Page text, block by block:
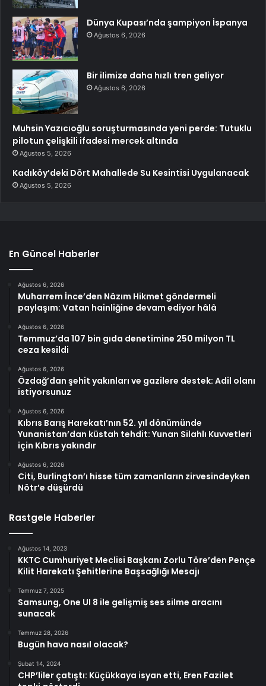
Dünya Kupası’nda şampiyon İspanya
Ağustos 6, 2026
Bir ilimize daha hızlı tren geliyor
Ağustos 6, 2026
Muhsin Yazıcıoğlu soruşturmasında yeni perde: Tutuklu
pilotun çelişkili ifadesi mercek altında
Ağustos 5, 2026
Kadıköy’deki Dört Mahallede Su Kesintisi Uygulanacak
Ağustos 5, 2026
En Güncel Haberler
Ağustos 6, 2026
Muharrem İnce’den Nâzım Hikmet göndermeli
paylaşım: Vatan hainliğine devam ediyor hâlâ
Ağustos 6, 2026
Temmuz’da 107 bin gıda denetimine 250 milyon TL
ceza kesildi
Ağustos 6, 2026
Özdağ’dan şehit yakınları ve gazilere destek: Adil olanı
istiyorsunuz
Ağustos 6, 2026
Kıbrıs Barış Harekatı’nın 52. yıl dönümünde
Yunanistan’dan küstah tehdit: Yunan Silahlı Kuvvetleri
için Kıbrıs yakındır
Ağustos 6, 2026
Citi, Burlington’ı hisse tüm zamanların zirvesindeyken
Nötr’e düşürdü
Rastgele Haberler
Ağustos 14, 2023
KKTC Cumhuriyet Meclisi Başkanı Zorlu Töre’den Pençe
Kilit Harekatı Şehitlerine Başsağlığı Mesajı
Temmuz 7, 2025
Samsung, One UI 8 ile gelişmiş ses silme aracını
sunacak
Temmuz 28, 2026
Bugün hava nasıl olacak?
Şubat 14, 2024
CHP’liler çatıştı: Küçükkaya isyan etti, Eren Fazilet